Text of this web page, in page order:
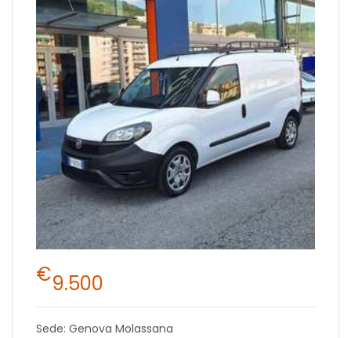
€9.500
Sede: Genova Molassana